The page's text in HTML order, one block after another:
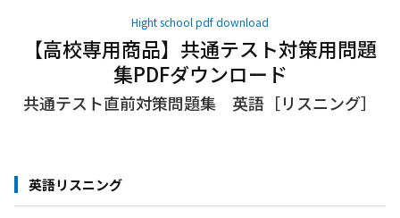
Hight school pdf download
【高校専用商品】共通テスト対策用問題
集PDFダウンロード
共通テスト直前対策問題集 英語［リスニング］
英語リスニング